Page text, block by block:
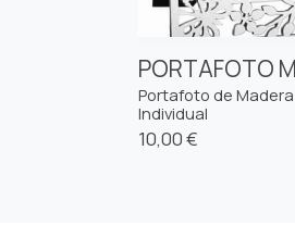
PORTAFOTO
Portafoto de Madera
Individual
10,00 €